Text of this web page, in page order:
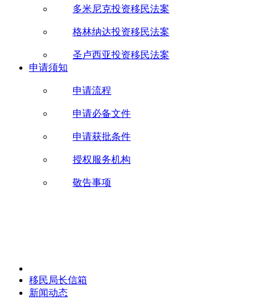
多米尼克投资移民法案
格林纳达投资移民法案
圣卢西亚投资移民法案
申请须知
申请流程
申请必备文件
申请获批条件
授权服务机构
敬告事项
移民局长信箱
新闻动态